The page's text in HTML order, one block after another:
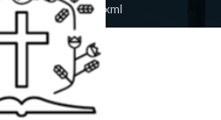
feed.xml